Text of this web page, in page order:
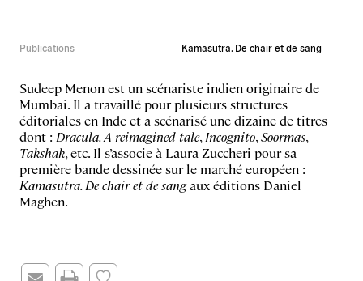
Publications Kamasutra. De chair et de sang
Sudeep Menon est un scénariste indien originaire de
Mumbai. Il a travaillé pour plusieurs structures
éditoriales en Inde et a scénarisé une dizaine de titres
dont : Dracula. A reimagined tale, Incognito,Soormas,
Takshak, etc. Il s’associe à Laura Zuccheri pour sa
première bande dessinée sur le marché européen :
Kamasutra. De chair et de sangaux éditions Daniel
Maghen.